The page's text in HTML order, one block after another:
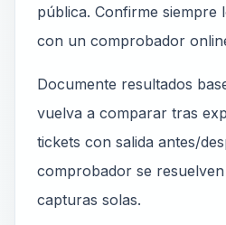
pública. Confirme siempre
con un comprobador
Documente resultados
vuelva a comparar tras
tickets con salida antes/
comprobador se
capturas solas.